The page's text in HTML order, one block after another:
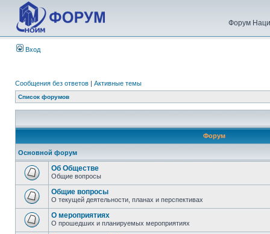
Форум
Вход
Сообщения без ответов | Активные темы
Список форумов
Форум
Основной форум
Об Обществе
Общие вопросы
Общие вопросы
О текущей деятельности, планах и перспективах
О мероприятиях
О прошедших и планируемых мероприятиях